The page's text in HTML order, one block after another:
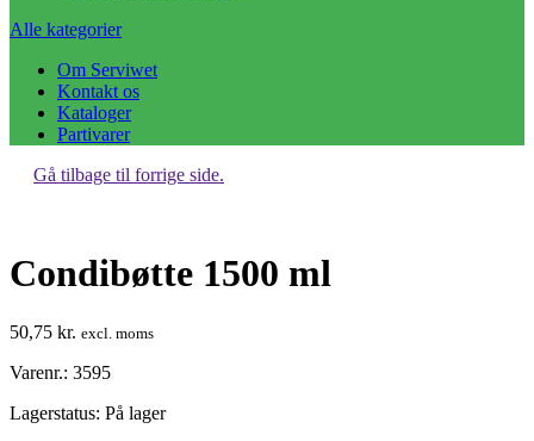
Alle kategorier
Om Serviwet
Kontakt os
Kataloger
Partivarer
Gå tilbage til forrige side.
Condibøtte 1500 ml
50,75 kr. excl. moms
Varenr.: 3595
Lagerstatus: På lager